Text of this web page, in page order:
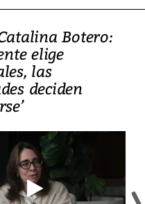
Botero:
elige
las
deciden